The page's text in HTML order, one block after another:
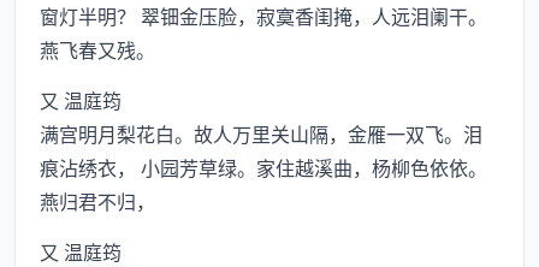
窗灯半明？ 翠钿金压脸，寂寞香闺掩，人远泪阑干。
燕飞春又残。
又 温庭筠
满宫明月梨花白。故人万里关山隔，金雁一双飞。泪
痕沾绣衣， 小园芳草绿。家住越溪曲，杨柳色依依。
燕归君不归，
又 温庭筠